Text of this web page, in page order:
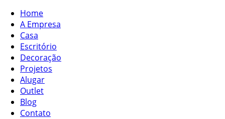
Home
A Empresa
Casa
Escritório
Decoração
Projetos
Alugar
Outlet
Blog
Contato